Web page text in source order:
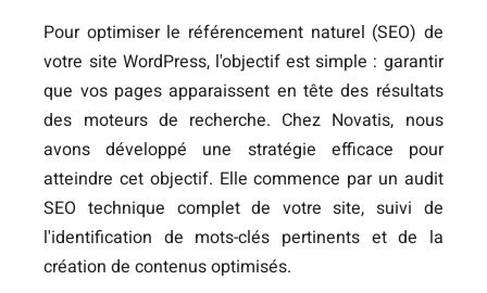
Pour optimiser le référencement naturel (SEO) de
votre site WordPress, l'objectif est simple : garantir
que vos pages apparaissent en tête des résultats
des moteurs de recherche. Chez Novatis, nous
avons développé une stratégie efficace pour
atteindre cet objectif. Elle commence par un audit
SEO technique complet de votre site, suivi de
l'identification de mots-clés pertinents et de la
création de contenus optimisés.